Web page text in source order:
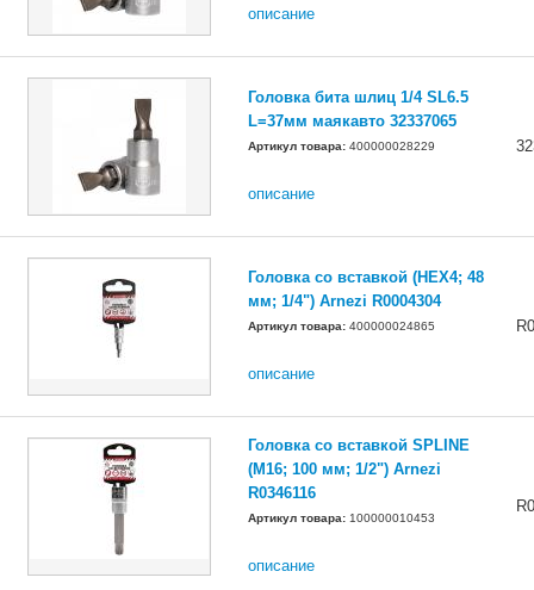
описание
Головка бита шлиц 1/4 SL6.5
L=37мм маякавто 32337065
Артикул товара: 400000028229
описание
Головка со вставкой (HEX4; 48
мм; 1/4") Arnezi R0004304
Артикул товара: 400000024865
описание
Головка со вставкой SPLINE
(M16; 100 мм; 1/2") Arnezi
R0346116
Артикул товара: 100000010453
описание